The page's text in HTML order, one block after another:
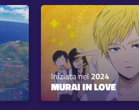
Iniziata nel2024
MURAI IN LOVE